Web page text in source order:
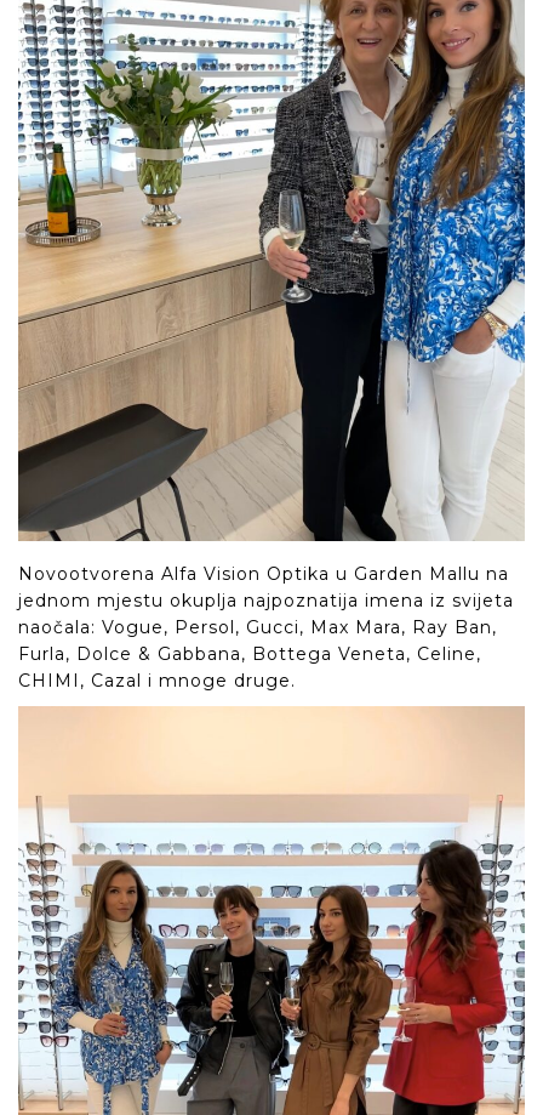
Novootvorena Alfa Vision Optika u Garden Mallu na
jednom mjestu okuplja najpoznatija imena iz svijeta
naočala: Vogue, Persol, Gucci, Max Mara, Ray Ban,
Furla, Dolce & Gabbana, Bottega Veneta, Celine,
CHIMI, Cazal i mnoge druge.